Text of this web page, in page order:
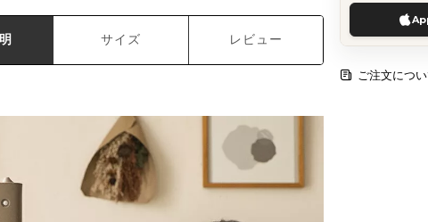
ご注文につ
サイズ レビュー